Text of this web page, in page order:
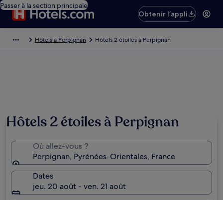
Passer à la section principale
Obtenir l’appli
Hôtels à Perpignan Hôtels 2 étoiles à Perpignan
Hôtels 2 étoiles à Perpignan
Où allez-vous ?
Perpignan, Pyrénées-Orientales, France
Dates
jeu. 20 août - ven. 21 août